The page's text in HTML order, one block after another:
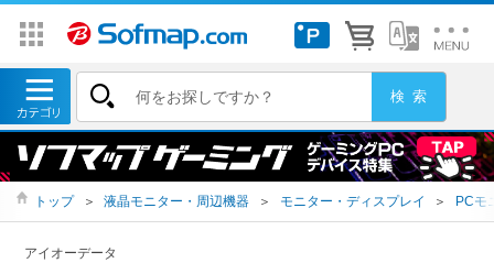
トップ ＞ 液晶モニター・周辺機器 ＞ モニター・ディスプレイ ＞ PCモ
アイオーデータ